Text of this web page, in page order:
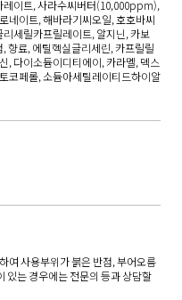
레이트, 사라수씨버터(10,000ppm),
네이트, 해바라기씨오일, 호호바씨
세릴카프릴레이트, 알지닌, 카보
향료, 에틸헥실글리세린, 카프릴릴
, 다이소듐이디티에이, 카라멜, 덱스
코페롤, 소듐아세틸레이티드하이알
여 사용부위가 붉은 반점, 부어오름
있는 경우에는 전문의 등과 상담할